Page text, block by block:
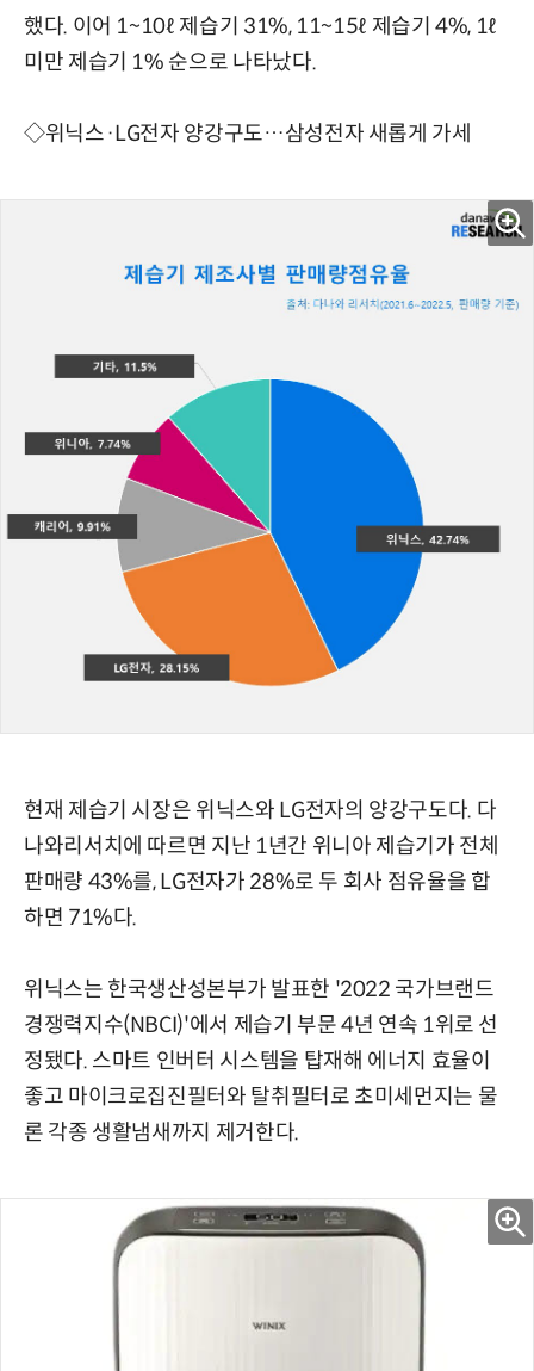
했다. 이어 1~10ℓ 제습기 31%, 11~15ℓ 제습기 4%, 1ℓ
미만 제습기 1% 순으로 나타났다.
◇위닉스·LG전자 양강구도…삼성전자 새롭게 가세
현재 제습기 시장은 위닉스와 LG전자의 양강구도다. 다
나와리서치에 따르면 지난 1년간 위니아 제습기가 전체
판매량 43%를, LG전자가 28%로 두 회사 점유율을 합
하면 71%다.
위닉스는 한국생산성본부가 발표한 '2022 국가브랜드
경쟁력지수(NBCI)'에서 제습기 부문 4년 연속 1위로 선
정됐다. 스마트 인버터 시스템을 탑재해 에너지 효율이
좋고 마이크로집진필터와 탈취필터로 초미세먼지는 물
론 각종 생활냄새까지 제거한다.